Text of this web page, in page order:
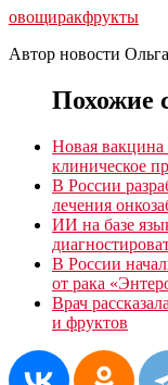
овощиракфрукты
Автор новости
Похожие
Новая вакцина
клиническое
В России
лечения
ИИ на базе
В России
от рака
Врач
и фруктов